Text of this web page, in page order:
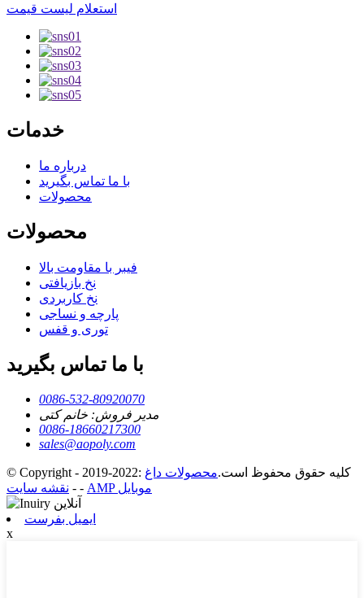
استعلام لیست قیمت
خدمات
درباره ما
با ما تماس بگیرید
محصولات
محصولات
فیبر با مقاومت بالا
نخ بازیافتی
نخ کاربردی
پارچه و نساجی
توری و قفس
با ما تماس بگیرید
0086-532-80920070
مدیر فروش: خانم کتی
0086-18660217300
sales@aopoly.com
© Copyright - 2019-2022: کلیه حقوق محفوظ است.محصولات داغ
- نقشه سایت - AMP موبایل
ایمیل بفرست
x